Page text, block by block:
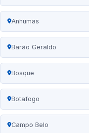
Anhumas
Barão Geraldo
Bosque
Botafogo
Campo Belo